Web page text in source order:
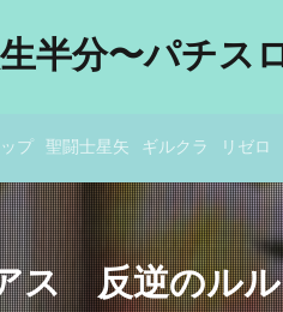
半分〜パチス
プ 聖闘士星矢 ギルクラ リゼロ
ス 反逆のルル